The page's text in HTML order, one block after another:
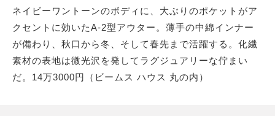
ネイビーワントーンのボディに、大ぶりのポケットがア
クセントに効いたA-2型アウター。薄手の中綿インナー
が備わり、秋口から冬、そして春先まで活躍する。化繊
素材の表地は微光沢を発してラグジュアリーな佇まい
だ。14万3000円（ビームス ハウス 丸の内）